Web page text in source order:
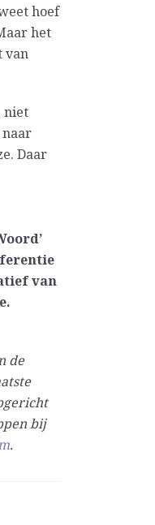
hoef
het
van
niet
Daar
van
de
bij
.